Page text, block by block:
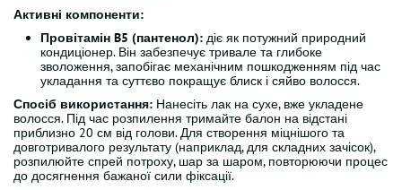
Активні компоненти:
Провітамін B5 (пантенол): діє як потужний природний
кондиціонер. Він забезпечує тривале та глибоке
зволоження, запобігає механічним пошкодженням під час
укладання та суттєво покращує блиск і сяйво волосся.
Спосіб використання: Нанесіть лак на сухе, вже укладене
волосся. Під час розпилення тримайте балон на відстані
приблизно 20 см від голови. Для створення міцнішого та
довготривалого результату (наприклад, для складних зачісок),
розпилюйте спрей потроху, шар за шаром, повторюючи процес
до досягнення бажаної сили фіксації.